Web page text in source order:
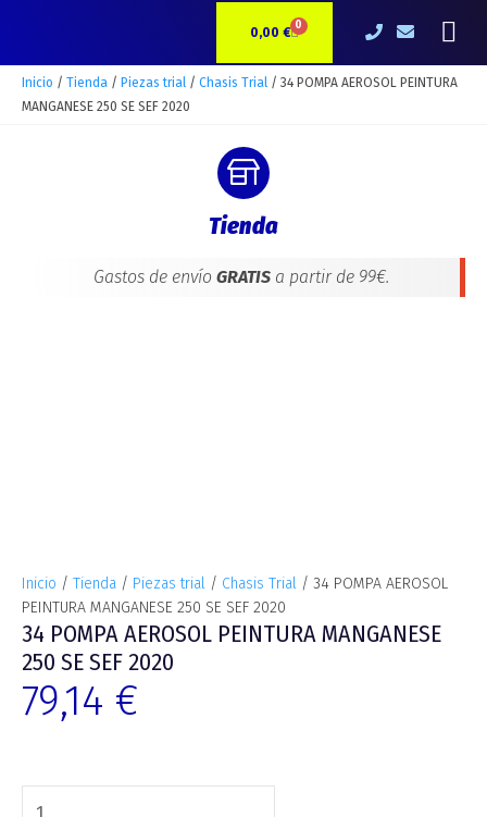
0,00 € 0CARRITO
Inicio / Tienda / Piezas trial / Chasis Trial / 34 POMPA AEROSOL PEINTURA
MANGANESE 250 SE SEF 2020
Tienda
Gastos de envío GRATISa partir de 99€.
Inicio / Tienda / Piezas trial / Chasis Trial / 34 POMPA AEROSOL
PEINTURA MANGANESE 250 SE SEF 2020
34 POMPA AEROSOL PEINTURA MANGANESE
250 SE SEF 2020
79,14 €
PEINTURA
MANGANESE